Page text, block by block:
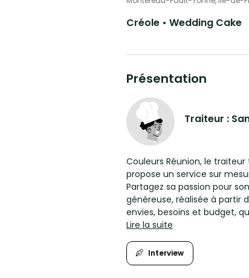
Créole • Wedding Cake
Présentation
Traiteur :
Couleurs Réunion, le
propose un service sur
Partagez sa passion pour
généreuse, réalisée à partir
envies, besoins et budget,
équipe vous serviront avec
réunionnaise avec Couleurs
Lire la suite
Interview